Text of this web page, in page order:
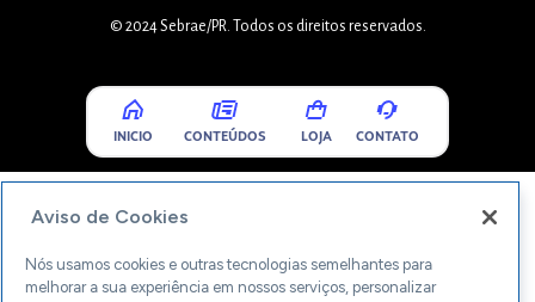
© 2024 Sebrae/PR. Todos os direitos reservados.
INICIO CONTEÚDOS LOJA CONTATO
Aviso de Cookies
Nós usamos cookies e outras tecnologias semelhantes para
melhorar a sua experiência em nossos serviços, personalizar